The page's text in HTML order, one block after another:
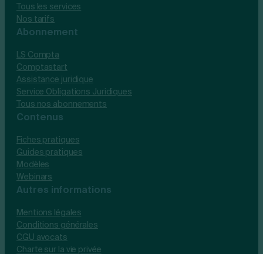
Tous les services
Nos tarifs
Abonnement
LS Compta
Comptastart
Assistance juridique
Service Obligations Juridiques
Tous nos abonnements
Contenus
Fiches pratiques
Guides pratiques
Modèles
Webinars
Autres informations
Mentions légales
Conditions générales
CGU avocats
Charte sur la vie privée